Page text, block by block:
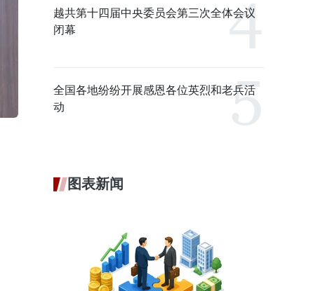
越共第十四届中央委员会第三次全体会议
闭幕
全国各地纷纷开展感恩各位英烈和老兵活
动
图表新闻